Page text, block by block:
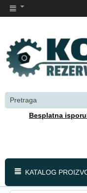
Besplatna
KATALOG